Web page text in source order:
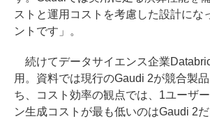
ストと運用コストを考慮した設計にな
ントです」。
続けてデータサイエンス企業
用。資料では現行のGaudi 2が競合製
ち、コスト効率の観点では、1ユーザ
ン生成コストが最も低いのはGaudi 2